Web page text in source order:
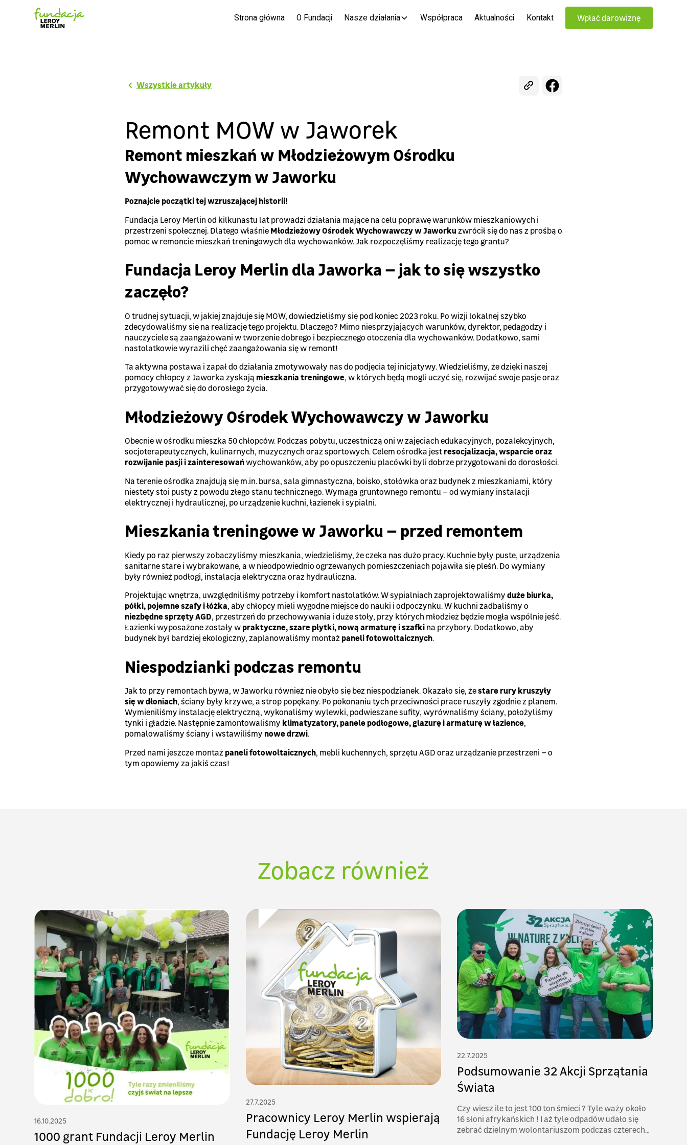
Strona główna O Fundacji Nasze działania Współpraca Aktualności Kontakt Wpłać darowiznę
Wszystkie artykuły
Remont MOW w Jaworek
Remont mieszkań w Młodzieżowym Ośrodku
Wychowawczym w Jaworku
Poznajcie początki tej wzruszającej historii!
Fundacja Leroy Merlin od kilkunastu lat prowadzi działania mające na celu poprawę warunków mieszkaniowych i
przestrzeni społecznej. Dlatego właśnie Młodzieżowy Ośrodek Wychowawczy w Jaworkuzwrócił się do nas z prośbą o
pomoc w remoncie mieszkań treningowych dla wychowanków. Jak rozpoczęliśmy realizację tego grantu?
Fundacja Leroy Merlin dla Jaworka – jak to się wszystko
zaczęło?
O trudnej sytuacji, w jakiej znajduje się MOW, dowiedzieliśmy się pod koniec 2023 roku. Po wizji lokalnej szybko
zdecydowaliśmy się na realizację tego projektu. Dlaczego? Mimo niesprzyjających warunków, dyrektor, pedagodzy i
nauczyciele są zaangażowani w tworzenie dobrego i bezpiecznego otoczenia dla wychowanków. Dodatkowo, sami
nastolatkowie wyrazili chęć zaangażowania się w remont!
Ta aktywna postawa i zapał do działania zmotywowały nas do podjęcia tej inicjatywy. Wiedzieliśmy, że dzięki naszej
pomocy chłopcy z Jaworka zyskają mieszkania treningowe, w których będą mogli uczyć się, rozwijać swoje pasje oraz
przygotowywać się do dorosłego życia.
Młodzieżowy Ośrodek Wychowawczy w Jaworku
Obecnie w ośrodku mieszka 50 chłopców. Podczas pobytu, uczestniczą oni w zajęciach edukacyjnych, pozalekcyjnych,
socjoterapeutycznych, kulinarnych, muzycznych oraz sportowych. Celem ośrodka jest resocjalizacja, wsparcie oraz
rozwijanie pasji i zainteresowańwychowanków, aby po opuszczeniu placówki byli dobrze przygotowani do dorosłości.
Na terenie ośrodka znajdują się m.in. bursa, sala gimnastyczna, boisko, stołówka oraz budynek z mieszkaniami, który
niestety stoi pusty z powodu złego stanu technicznego. Wymaga gruntownego remontu – od wymiany instalacji
elektrycznej i hydraulicznej, po urządzenie kuchni, łazienek i sypialni.
Mieszkania treningowe w Jaworku – przed remontem
Kiedy po raz pierwszy zobaczyliśmy mieszkania, wiedzieliśmy, że czeka nas dużo pracy. Kuchnie były puste, urządzenia
sanitarne stare i wybrakowane, a w nieodpowiednio ogrzewanych pomieszczeniach pojawiła się pleśń. Do wymiany
były również podłogi, instalacja elektryczna oraz hydrauliczna.
Projektując wnętrza, uwzględniliśmy potrzeby i komfort nastolatków. W sypialniach zaprojektowaliśmy duże biurka,
półki, pojemne szafy i łóżka, aby chłopcy mieli wygodne miejsce do nauki i odpoczynku. W kuchni zadbaliśmy o
niezbędne sprzęty AGD, przestrzeń do przechowywania i duże stoły, przy których młodzież będzie mogła wspólnie jeść.
Łazienki wyposażone zostały w praktyczne, szare płytki, nową armaturę i szafkina przybory. Dodatkowo, aby
budynek był bardziej ekologiczny, zaplanowaliśmy montaż paneli fotowoltaicznych.
Niespodzianki podczas remontu
Jak to przy remontach bywa, w Jaworku również nie obyło się bez niespodzianek. Okazało się, żestare rury kruszyły
się w dłoniach, ściany były krzywe, a strop popękany. Po pokonaniu tych przeciwności prace ruszyły zgodnie z planem.
Wymieniliśmy instalację elektryczną, wykonaliśmy wylewki, podwieszane sufity, wyrównaliśmy ściany, położyliśmy
tynki i gładzie. Następnie zamontowaliśmy klimatyzatory, panele podłogowe, glazurę i armaturę w łazience,
pomalowaliśmy ściany i wstawiliśmy nowe drzwi.
Przed nami jeszcze montaż paneli fotowoltaicznych, mebli kuchennych, sprzętu AGD oraz urządzanie przestrzeni – o
tym opowiemy za jakiś czas!
Zobacz również
16.10.2025
1000 grant Fundacji Leroy Merlin
27.7.2025
Pracownicy Leroy Merlin wspierają
Fundację Leroy Merlin
22.7.2025
Podsumowanie 32 Akcji Sprzątania
Świata
Czy wiesz ile to jest 100 ton śmieci ? Tyle waży około
16 słoni afrykańskich ! I aż tyle odpadów udało się
zebrać dzielnym wolontariuszom podczas czterech